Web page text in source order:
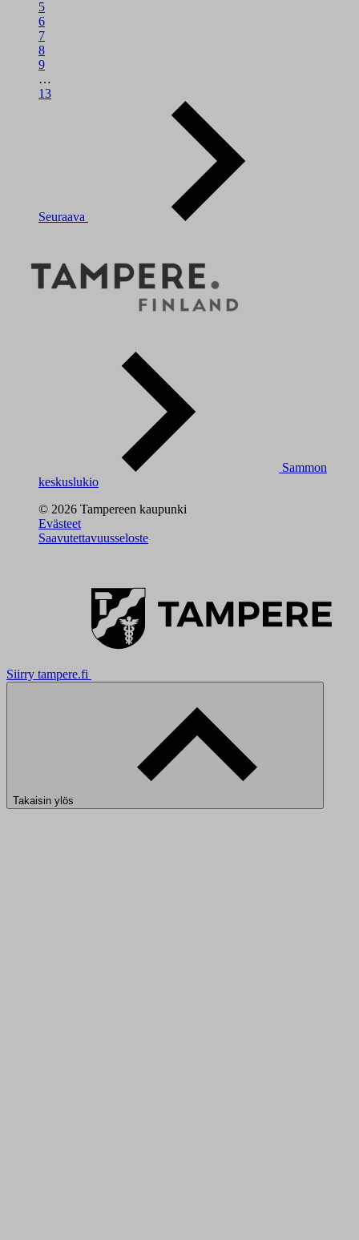
5
6
7
8
9
…
13
Seuraava
Sammon
keskuslukio
© 2026 Tampereen kaupunki
Evästeet
Saavutettavuusseloste
Siirry tampere.fi
Takaisin ylös